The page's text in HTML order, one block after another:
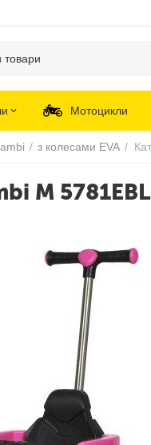
Мотоцикли
/ з колесами EVA /
M